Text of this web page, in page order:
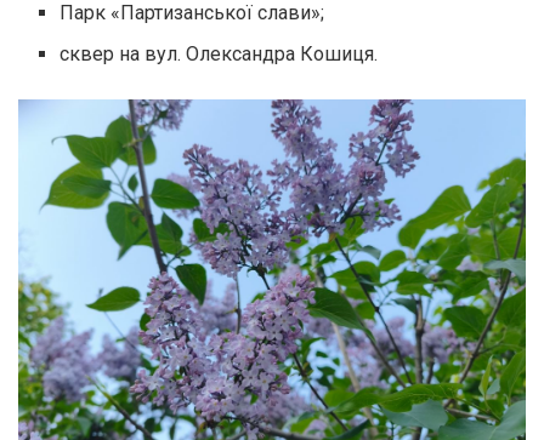
Парк «Партизанської слави»;
сквер на вул. Олександра Кошиця.